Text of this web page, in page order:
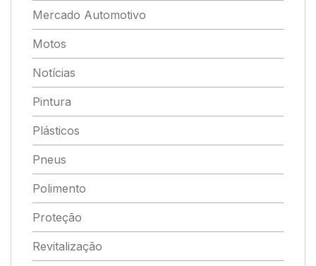
Mercado Automotivo
Motos
Notícias
Pintura
Plásticos
Pneus
Polimento
Proteção
Revitalização